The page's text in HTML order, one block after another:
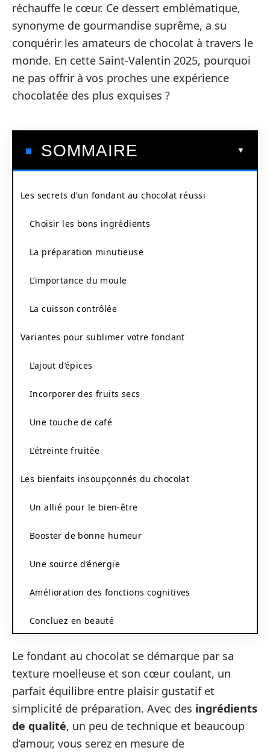
réchauffe le cœur. Ce dessert emblématique,
synonyme de gourmandise suprême, a su
conquérir les amateurs de chocolat à travers le
monde. En cette Saint-Valentin 2025, pourquoi
ne pas offrir à vos proches une expérience
chocolatée des plus exquises ?
SOMMAIRE
Les secrets d’un fondant au chocolat réussi
Choisir les bons ingrédients
La préparation minutieuse
L’importance du moule
La cuisson contrôlée
Variantes pour sublimer votre fondant
L’ajout d’épices
Incorporer des fruits secs
Une touche de café
L’étreinte fruitée
Les bienfaits insoupçonnés du chocolat
Un allié pour le bien-être
Booster de bonne humeur
Une source d’énergie
Amélioration des fonctions cognitives
Concluez en beauté
Le fondant au chocolat se démarque par sa
texture moelleuse et son cœur coulant, un
parfait équilibre entre plaisir gustatif et
simplicité de préparation. Avec des ingrédients
de qualité, un peu de technique et beaucoup
d’amour, vous serez en mesure de